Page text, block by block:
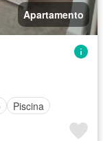
Apartamento
Piscina